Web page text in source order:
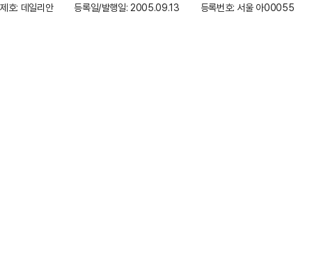
제호: 데일리안
등록일/발행일: 2005.09.13 등록번호: 서울 아00055